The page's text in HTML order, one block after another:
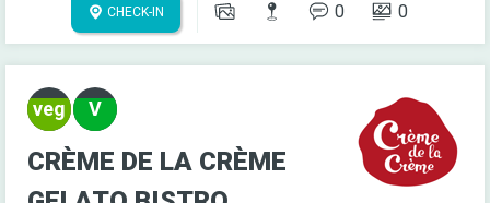
CHECK-IN 0 0
CRÈME DE LA CRÈME